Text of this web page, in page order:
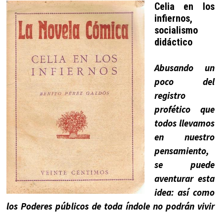
Celia en los
infiernos,
socialismo
didáctico
Abusando un
poco del
registro
profético que
todos llevamos
en nuestro
pensamiento,
se puede
aventurar esta
idea: así como
los Poderes públicos de toda índole no podrán vivir